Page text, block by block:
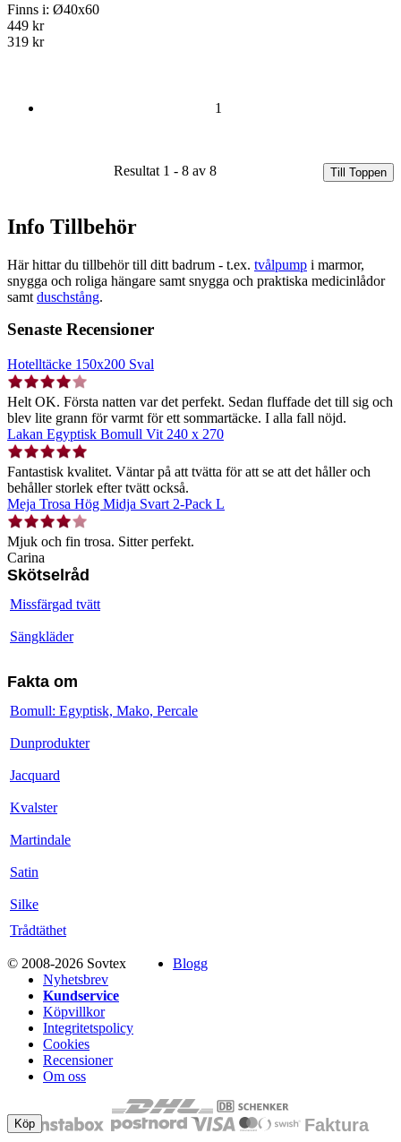
Finns i: Ø40x60
449 kr
319 kr
1
Resultat 1 - 8 av 8 Till Toppen
Info Tillbehör
Här hittar du tillbehör till ditt badrum - t.ex. tvålpump i marmor,
snygga och roliga hängare samt snygga och praktiska medicinlådor
samt duschstång.
Senaste Recensioner
Hotelltäcke 150x200 Sval
Helt OK. Första natten var det perfekt. Sedan fluffade det till sig och
blev lite grann för varmt för ett sommartäcke. I alla fall nöjd.
Lakan Egyptisk Bomull Vit 240 x 270
Fantastisk kvalitet. Väntar på att tvätta för att se att det håller och
behåller storlek efter tvätt också.
Meja Trosa Hög Midja Svart 2-Pack L
Mjuk och fin trosa. Sitter perfekt.
Carina
Skötselråd
Missfärgad tvätt
Sängkläder
Fakta om
Bomull: Egyptisk, Mako, Percale
Dunprodukter
Jacquard
Kvalster
Martindale
Satin
Silke
Trådtäthet
© 2008-2026 Sovtex
Blogg
Nyhetsbrev
Kundservice
Köpvillkor
Integritetspolicy
Cookies
Recensioner
Om oss